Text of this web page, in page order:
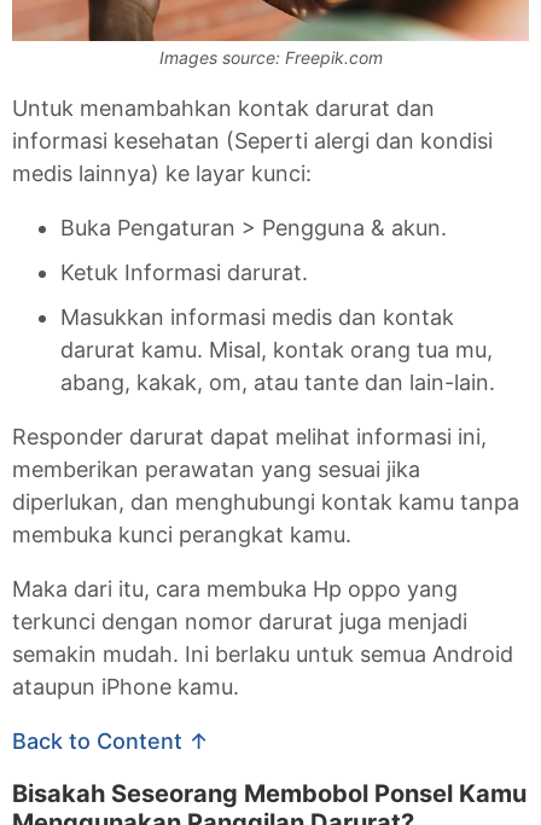
Images source: Freepik.com
Untuk menambahkan kontak darurat dan
informasi kesehatan (Seperti alergi dan kondisi
medis lainnya) ke layar kunci:
Buka Pengaturan > Pengguna & akun.
Ketuk Informasi darurat.
Masukkan informasi medis dan kontak
darurat kamu. Misal, kontak orang tua mu,
abang, kakak, om, atau tante dan lain-lain.
Responder darurat dapat melihat informasi ini,
memberikan perawatan yang sesuai jika
diperlukan, dan menghubungi kontak kamu tanpa
membuka kunci perangkat kamu.
Maka dari itu, cara membuka Hp oppo yang
terkunci dengan nomor darurat juga menjadi
semakin mudah. Ini berlaku untuk semua Android
ataupun iPhone kamu.
Back to Content ↑
Bisakah Seseorang Membobol Ponsel Kamu